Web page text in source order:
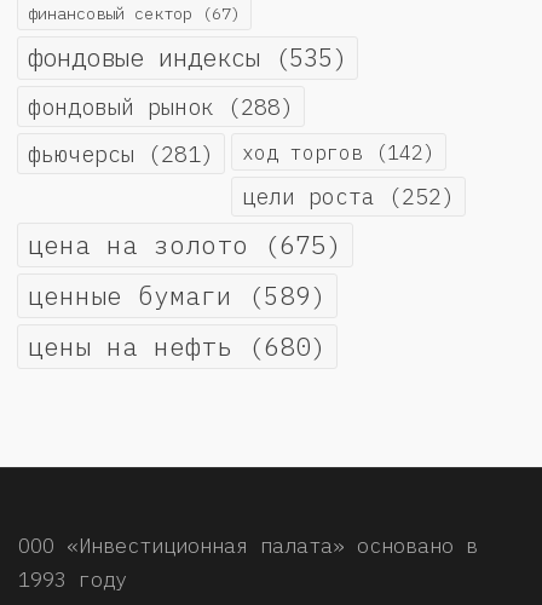
финансовый сектор (67)
фондовые индексы (535)
фондовый рынок (288)
фьючерсы (281) ход торгов (142)
цели роста (252)
цена на золото (675)
ценные бумаги (589)
цены на нефть (680)
ООО «Инвестиционная палата» основано в
1993 году